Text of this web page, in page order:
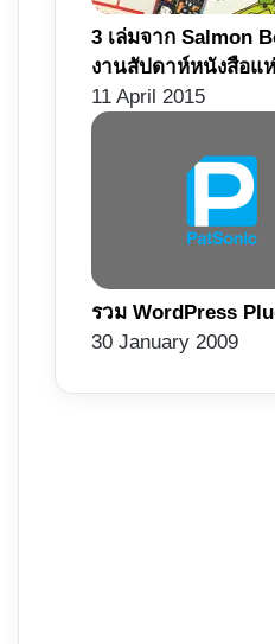
3 เล่มจาก Salmon
งานสัปดาห์หนังสือแ
11 April 2015
รวม WordPress
30 January 2009